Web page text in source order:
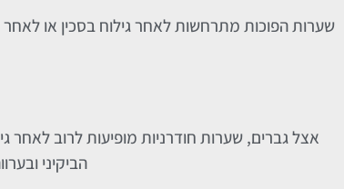
שערות הפוכות מתרחשות לאחר גילוח בסכין או
אצל גברים, שערות חודרניות מופיעות לרוב לאחר
הביקיני